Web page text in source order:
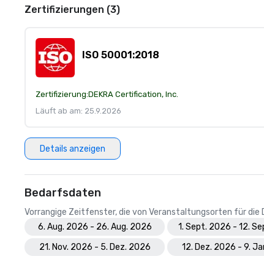
Zertifizierungen (3)
ISO 50001:2018
Zertifizierung:DEKRA Certification, Inc.
Läuft ab am: 25.9.2026
Details anzeigen
Bedarfsdaten
Vorrangige Zeitfenster, die von Veranstaltungsorten für
6. Aug. 2026 - 26. Aug. 2026
1. Sept. 2026 - 12.
21. Nov. 2026 - 5. Dez. 2026
12. Dez. 2026 - 9.